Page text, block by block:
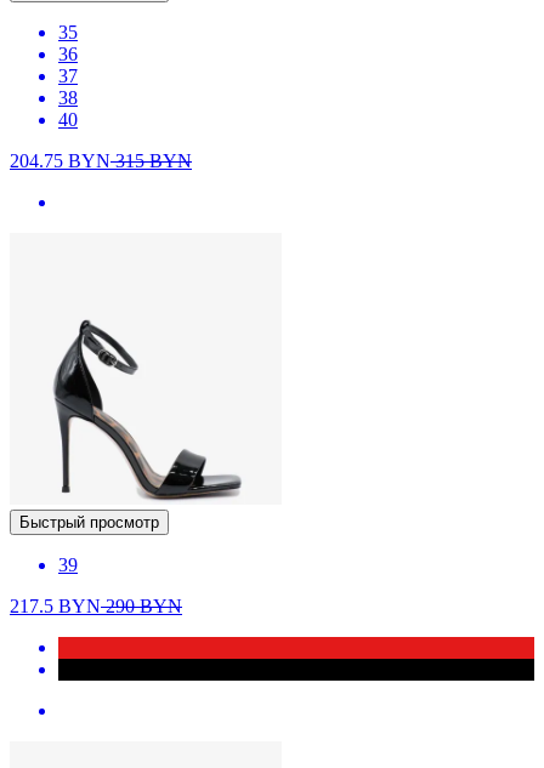
35
36
37
38
40
204.75 BYN315BYN
Быстрый просмотр
39
217.5 BYN290BYN